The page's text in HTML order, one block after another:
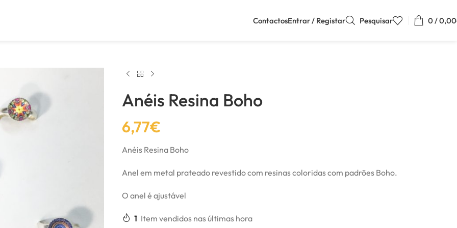
ContactosEntrar / Registar Pesquisar 0/0,00
Anéis Resina Boho
6,77€
Anéis Resina Boho
Anel em metal prateado revestido com resinas coloridas com padrões Boho.
O anel é ajustável
1 Item vendidos nas últimas hora